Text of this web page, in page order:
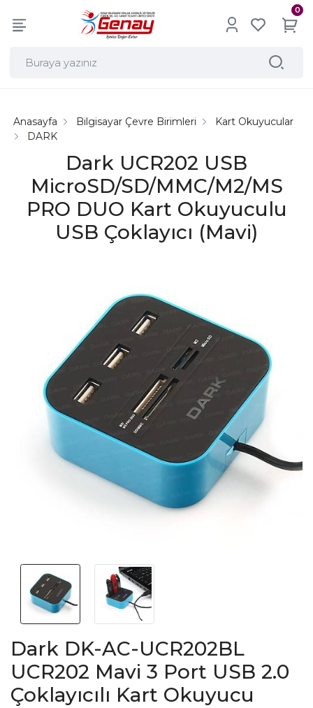
0
Dark UCR202 USB
MicroSD/SD/MMC/M2/MS
PRO DUO Kart Okuyuculu
USB Çoklayıcı (Mavi)
Anasayfa Bilgisayar Çevre Birimleri
Kart Okuyucular
DARK
Dark DK-AC-UCR202BL
UCR202 Mavi 3 Port USB 2.0
Çoklayıcılı Kart Okuyucu